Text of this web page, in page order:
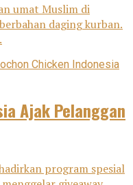
umat Muslim di
daging kurban.
Ajak Pelanggan
program spesial